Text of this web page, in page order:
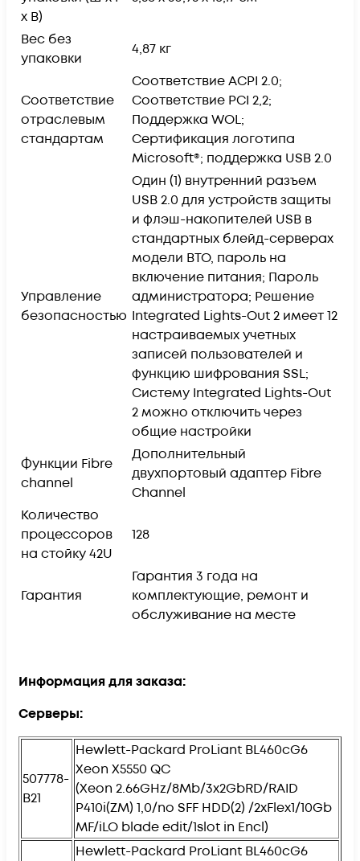
x В)
Вес без
упаковки
4,87 кг
Соответствие
отраслевым
стандартам
Соответствие ACPI 2.0;
Соответствие PCI 2,2;
Поддержка WOL;
Сертификация логотипа
Microsoft®; поддержка USB 2.0
Управление
безопасностью
Один (1) внутренний разъем
USB 2.0 для устройств защиты
и флэш-накопителей USB в
стандартных блейд-серверах
модели BTO, пароль на
включение питания; Пароль
администратора; Решение
Integrated Lights-Out 2 имеет 12
настраиваемых учетных
записей пользователей и
функцию шифрования SSL;
Систему Integrated Lights-Out
2 можно отключить через
общие настройки
Функции Fibre
channel
Дополнительный
двухпортовый адаптер Fibre
Channel
Количество
процессоров
на стойку 42U
128
Гарантия
Гарантия 3 года на
комплектующие, ремонт и
обслуживание на месте
Информация для заказа:
Серверы:
507778-
B21
Hewlett-Packard ProLiant BL460cG6
Xeon X5550 QC
(Xeon 2.66GHz/8Mb/3x2GbRD/RAID
P410i(ZM) 1,0/no SFF HDD(2) /2xFlex1/10Gb
MF/iLO blade edit/1slot in Encl)
Hewlett-Packard ProLiant BL460cG6